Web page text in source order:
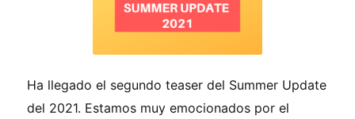
Ha llegado el segundo teaser del Summer Update
del 2021. Estamos muy emocionados por el